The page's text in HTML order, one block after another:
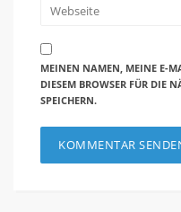
MEINEN NAMEN, MEINE E-
DIESEM BROWSER FÜR DIE
SPEICHERN.